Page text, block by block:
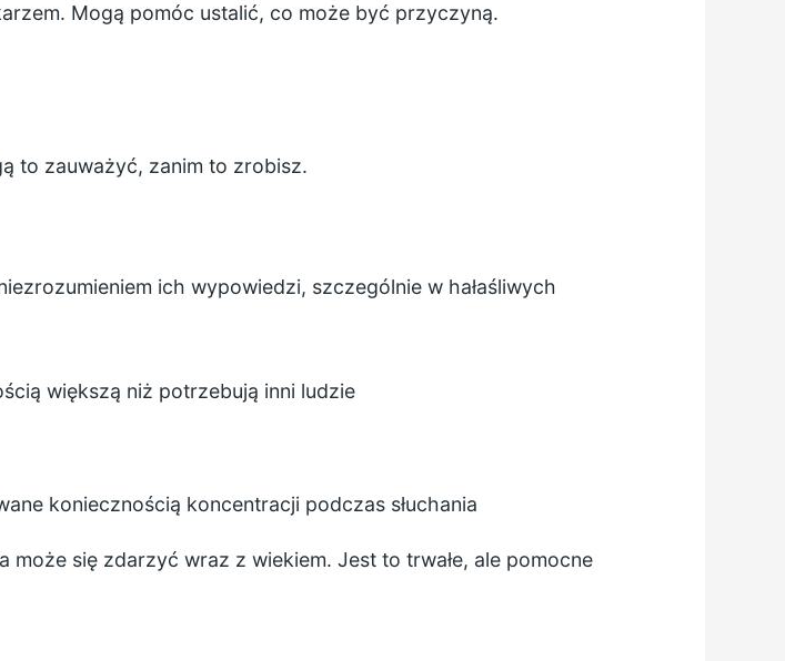
Mogą pomóc ustalić, co może być przyczyną.
to zauważyć, zanim to zrobisz.
ich wypowiedzi, szczególnie w hałaśliwych
większą niż potrzebują inni ludzie
koniecznością koncentracji podczas słuchania
się zdarzyć wraz z wiekiem. Jest to trwałe, ale pomocne